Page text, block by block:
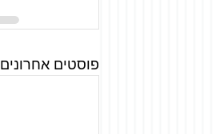
פוסטים אחרונים